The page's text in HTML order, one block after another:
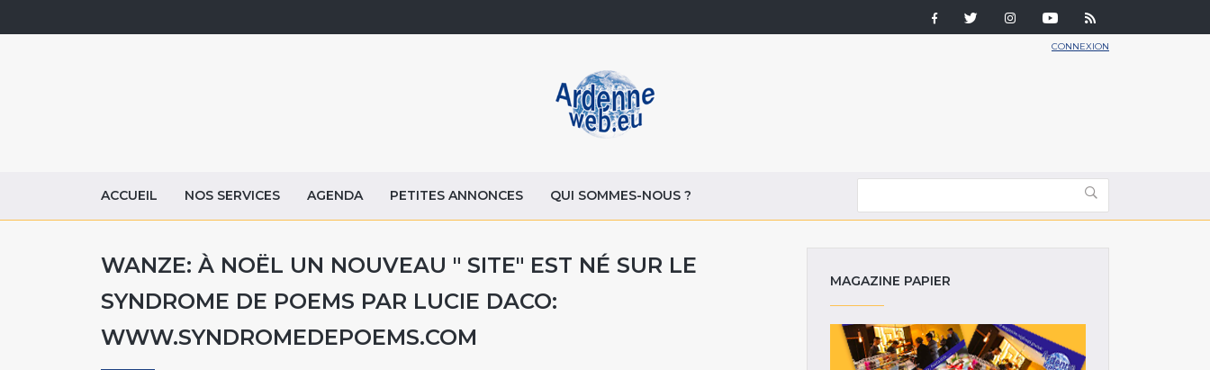
CONNEXION
ACCUEIL NOS SERVICES AGENDA PETITES ANNONCES QUI SOMMES-NOUS ?
WANZE: À NOËL UN NOUVEAU " SITE" EST NÉ SUR LE
SYNDROME DE POEMS PAR LUCIE DACO:
WWW.SYNDROMEDEPOEMS.COM
MAGAZINE PAPIER